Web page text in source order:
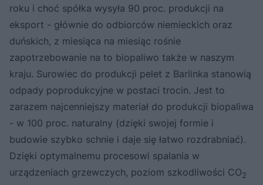
roku i choć spółka wysyła 90 proc. produkcji na
eksport - głównie do odbiorców niemieckich oraz
duńskich, z miesiąca na miesiąc rośnie
zapotrzebowanie na to biopaliwo także w naszym
kraju. Surowiec do produkcji pelet z Barlinka stanowią
odpady poprodukcyjne w postaci trocin. Jest to
zarazem najcenniejszy materiał do produkcji biopaliwa
- w 100 proc. naturalny (dzięki swojej formie i
budowie szybko schnie i daje się łatwo rozdrabniać).
Dzięki optymalnemu procesowi spalania w
urządzeniach grzewczych, poziom szkodliwości CO2